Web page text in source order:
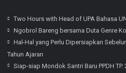
Two Hours with Head of UPA Bahasa
Ngobrol Bareng bersama Duta Genre
Hal-Hal yang Perlu Dipersiapkan
Tahun Ajaran
Siap-siap Mondok Santri Baru PPDH TP.